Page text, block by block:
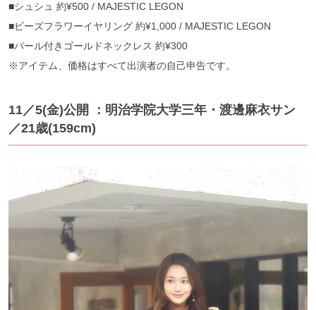
■シュシュ 約¥500 / MAJESTIC LEGON
■ビーズフラワーイヤリング 約¥1,000 / MAJESTIC LEGON
■パール付きゴールドネックレス 約¥300
※アイテム、価格はすべて出演者の自己申告です。
11／5(金)公開 ：明治学院大学三年・渡邊麻衣サン
／21歳(159cm)